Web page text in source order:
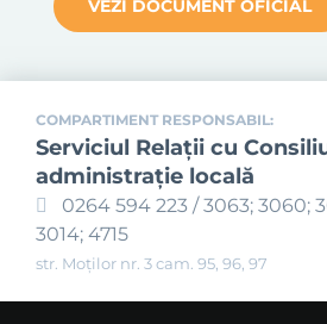
VEZI DOCUMENT OFICIAL
COMPARTIMENT RESPONSABIL:
Serviciul Relaţii cu
administraţie locală
0264 594 223 / 3063; 3060;
3014; 4715
str. Moților nr. 3 cam. 95, 96, 97